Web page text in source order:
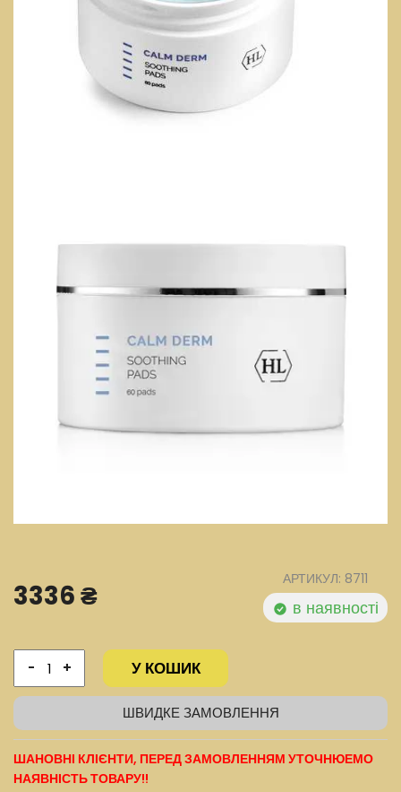
3336 ₴ АРТИКУЛ: 8711
в наявності
- + У КОШИК
ШВИДКЕ ЗАМОВЛЕННЯ
ШАНОВНІ КЛІЄНТИ, ПЕРЕД ЗАМОВЛЕННЯМ УТОЧНЮЕМО
НАЯВНІСТЬ ТОВАРУ!!